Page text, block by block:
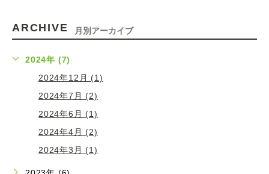
ARCHIVE 月別アーカイブ
2024年 (7)
2024年12月 (1)
2024年7月 (2)
2024年6月 (1)
2024年4月 (2)
2024年3月 (1)